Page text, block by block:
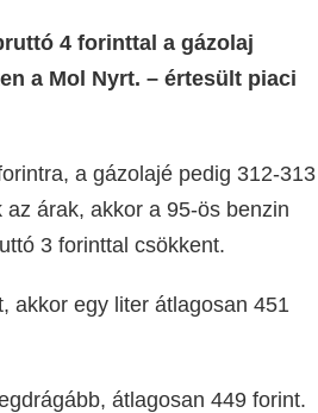
4 forinttal a gázolaj
a Mol Nyrt. – értesült piaci
a gázolajé pedig 312-313
árak, akkor a 95-ös benzin
3 forinttal csökkent.
akkor egy liter átlagosan 451
átlagosan 449 forint.